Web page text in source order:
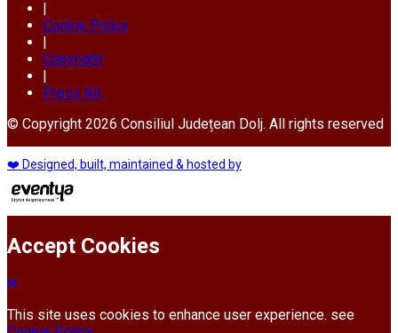
|
Cookie Policy
|
Copyright
|
Press Kit
© Copyright 2026 Consiliul Județean Dolj. All rights reserved
❤️ Designed, built, maintained & hosted by
Accept Cookies
This site uses cookies to enhance user experience. see